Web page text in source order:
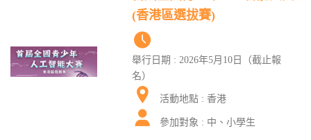
(香港區選拔賽)
舉行日期 : 2026年5月10日（截止報
名）
活動地點 : 香港
參加對象 : 中、小學生